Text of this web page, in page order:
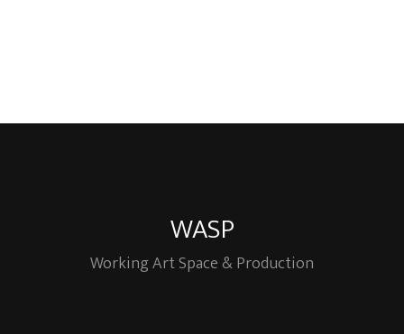
WASP
Working Art Space & Production